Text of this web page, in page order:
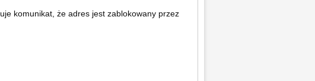
komunikat, że adres jest zablokowany przez